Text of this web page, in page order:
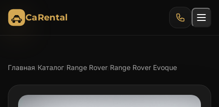
CaRental
Главная Каталог Range Rover Range Rover Evoque